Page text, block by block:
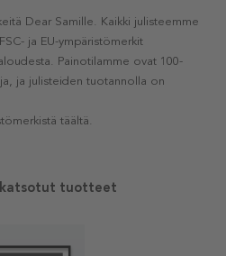
Dear Samille. Kaikki julisteemme
ja EU-ympäristömerkit
Painotilamme ovat 100-
ja julisteiden tuotannolla on
täältä.
tuotteet